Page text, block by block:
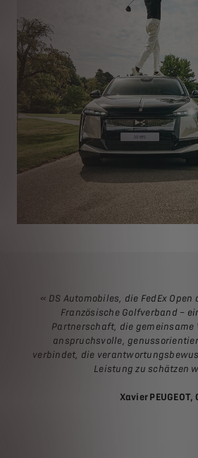
« DS Automobiles, die FedEx Open
Französische Golfverband –
Partnerschaft, die gemeinsame
anspruchsvolle,
verbindet, die
Leistung zu schätzen
Xavier